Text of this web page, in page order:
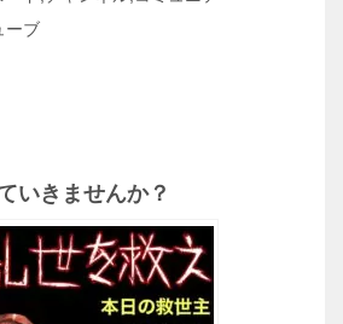
ーブ
いきませんか？